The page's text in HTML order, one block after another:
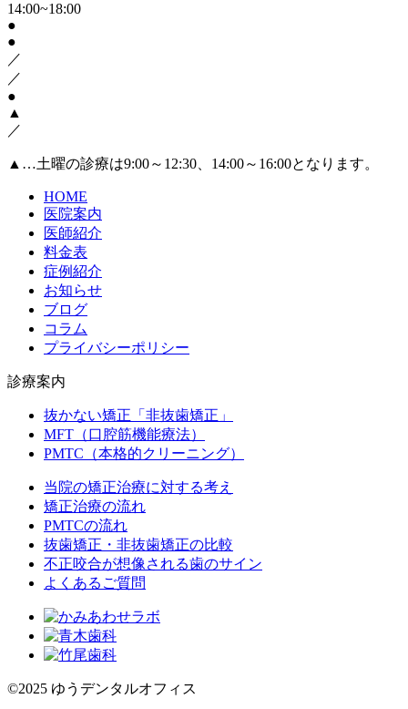
14:00~18:00
●
●
／
／
●
▲
／
▲ …土曜の診療は9:00～12:30、14:00～16:00となります。
HOME
医院案内
医師紹介
料金表
症例紹介
お知らせ
ブログ
コラム
プライバシーポリシー
診療案内
抜かない矯正「非抜歯矯正」
MFT（口腔筋機能療法）
PMTC（本格的クリーニング）
当院の矯正治療に対する考え
矯正治療の流れ
PMTCの流れ
抜歯矯正・非抜歯矯正の比較
不正咬合が想像される歯のサイン
よくあるご質問
©2025 ゆうデンタルオフィス